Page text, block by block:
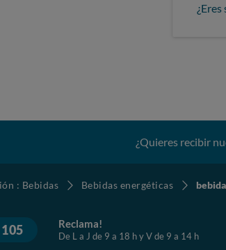
¿Quieres recibir
: Bebidas Bebidas energéticas
Reclama!
De L a J de 9 a 18 h y V de 9 a 14 h